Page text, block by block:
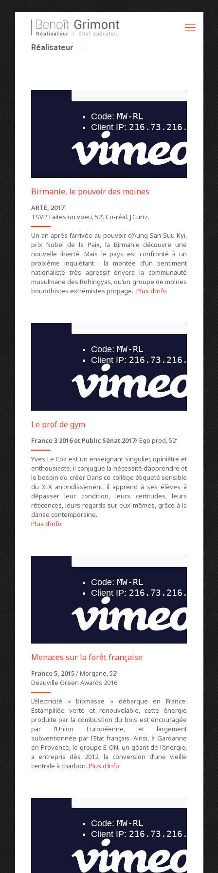
Réalisateur
Birmanie, le pouvoir des moines
ARTE, 2017.
TSVP, Faites un voeu, 52’. Co-réal. J.Curtz.
Un an après l’arrivée au pouvoir d’Aung San Suu Kyi,
prix Nobel de la Paix, la Birmanie découvre une
nouvelle liberté. Mais le pays est confronté à un
problème inquiétant : la montée d’un sentiment
nationaliste très agressif envers la communauté
musulmane des Rohingyas, qu’un groupe de moines
bouddhistes extrémistes propage. Plus d’info
Leprof de gym
France 3 2016 et Public Sénat 2017/ Ego prod, 52′
Yves Le Coz est un enseignant singulier, opiniâtre et
enthousiaste, il conjugue la nécessité d’apprendre et
le besoin de créer. Dans ce collège étiqueté sensible
du XIX arrondissement, il apprend à ses élèves à
dépasser leur condition, leurs certitudes, leurs
réticences, leurs regards sur eux-mêmes, grâce à la
danse contemporaine.
Plus d’info
Menaces sur la forêt française
France 5, 2015/ Morgane, 52’
Deauville Green Awards 2016
L’électricité « biomasse » débarque en France.
Estampillée verte et renouvelable, cette énergie
produite par la combustion du bois est encouragée
par l’Union Européenne, et largement
subventionnée par l’Etat français. Ainsi, à Gardanne
en Provence, le groupe E-ON, un géant de l’énergie,
a entrepris dès 2012, la conversion d’une vieille
centrale à charbon. Plus d’info